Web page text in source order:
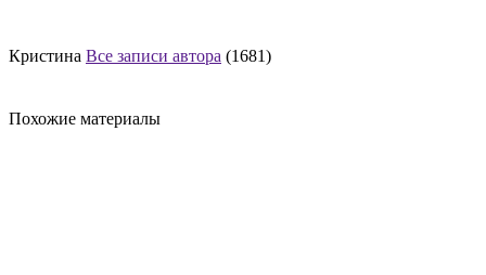
Кристина Все записи автора (1681)
Похожие материалы